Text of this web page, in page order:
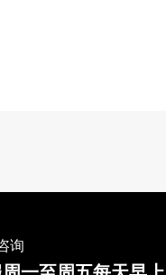
询